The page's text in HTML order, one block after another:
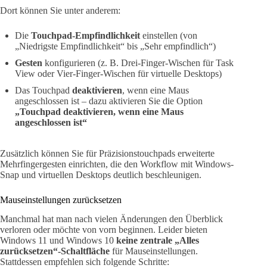
Dort können Sie unter anderem:
Die Touchpad-Empfindlichkeit einstellen (von
„Niedrigste Empfindlichkeit“ bis „Sehr empfindlich“)
Gesten konfigurieren (z. B. Drei-Finger-Wischen für Task
View oder Vier-Finger-Wischen für virtuelle Desktops)
Das Touchpad deaktivieren, wenn eine Maus
angeschlossen ist – dazu aktivieren Sie die Option
„Touchpad deaktivieren, wenn eine Maus
angeschlossen ist“
Zusätzlich können Sie für Präzisionstouchpads erweiterte
Mehrfingergesten einrichten, die den Workflow mit Windows-
Snap und virtuellen Desktops deutlich beschleunigen.
Mauseinstellungen zurücksetzen
Manchmal hat man nach vielen Änderungen den Überblick
verloren oder möchte von vorn beginnen. Leider bieten
Windows 11 und Windows 10 keine zentrale „Alles
zurücksetzen“-Schaltfläche für Mauseinstellungen.
Stattdessen empfehlen sich folgende Schritte: